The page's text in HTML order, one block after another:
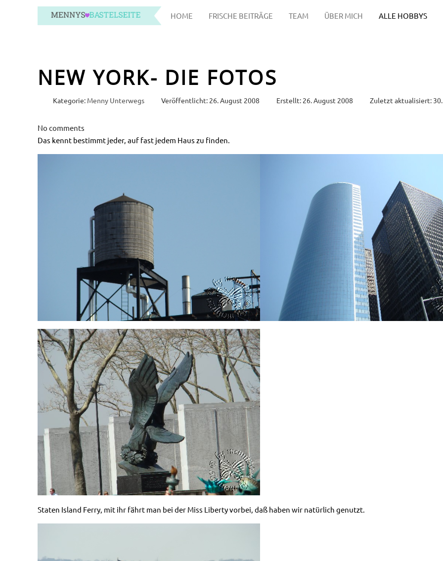
HOME FRISCHE BEITRÄGE TEAM ÜBER MICH ALLE HOBBYS
NEW YORK- DIE FOTOS
Kategorie: Menny Unterwegs Veröffentlicht: 26. August 2008 Erstellt: 26. August 2008 Zuletzt aktualisiert:
No comments
Das kennt bestimmt jeder, auf fast jedem Haus zu finden.
Staten Island Ferry, mit ihr fährt man bei der Miss Liberty vorbei, daß haben wir natürlich genutzt.